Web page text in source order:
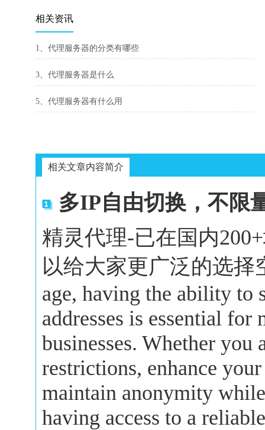
相关资讯
1、代理服务器的分类有哪些
3、代理服务器是什么
5、代理服务器有什么用
相关文章内容简介
多IP自由切换，不限
精灵代理-已在国内
以给大家更广泛的选择
age, having the ability to
addresses is essential
businesses. Whether you
restrictions, enhance
maintain anonymity
having access to a